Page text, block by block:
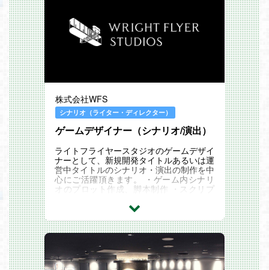
株式会社WFS
シナリオ（ライター・ディレクター）
ゲームデザイナー（シナリオ/演出）
ライトフライヤースタジオのゲームデザイ
ナーとして、新規開発タイトルあるいは運
営中タイトルのシナリオ・演出の制作を中
心にご活躍頂きます。 ・ゲーム内シナリ
オのプロット作成、脚本制作 ・スクリプ